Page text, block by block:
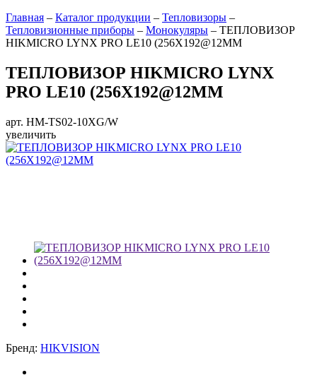
Главная – Каталог продукции – Тепловизоры –
Тепловизионные приборы – Монокуляры – ТЕПЛОВИЗОР
HIKMICRO LYNX PRO LE10 (256X192@12ΜM
ТЕПЛОВИЗОР HIKMICRO LYNX
PRO LE10 (256X192@12ΜM
арт. HM-TS02-10XG/W
увеличить
Бренд: HIKVISION